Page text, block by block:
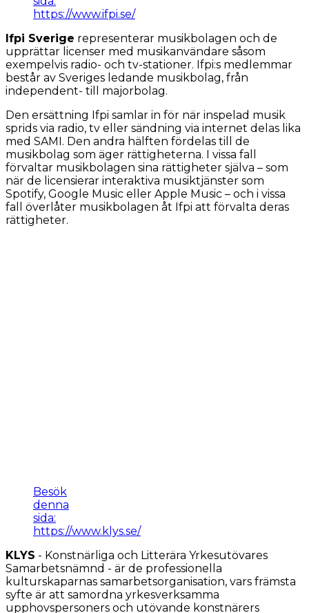
https://www.ifpi.se/
Ifpi Sverige representerar musikbolagen och de
upprättar licenser med musikanvändare såsom
exempelvis radio- och tv-stationer. Ifpi:s medlemmar
består av Sveriges ledande musikbolag, från
independent- till majorbolag.
Den ersättning Ifpi samlar in för när inspelad musik
sprids via radio, tv eller sändning via internet delas lika
med SAMI. Den andra hälften fördelas till de
musikbolag som äger rättigheterna. I vissa fall
förvaltar musikbolagen sina rättigheter själva – som
när de licensierar interaktiva musiktjänster som
Spotify, Google Music eller Apple Music – och i vissa
fall överlåter musikbolagen åt Ifpi att förvalta deras
rättigheter.
Besök
denna
sida:
https://www.klys.se/
KLYS - Konstnärliga och Litterära Yrkesutövares
Samarbetsnämnd - är de professionella
kulturskaparnas samarbetsorganisation, vars främsta
syfte är att samordna yrkesverksamma
upphovspersoners och utövande konstnärers